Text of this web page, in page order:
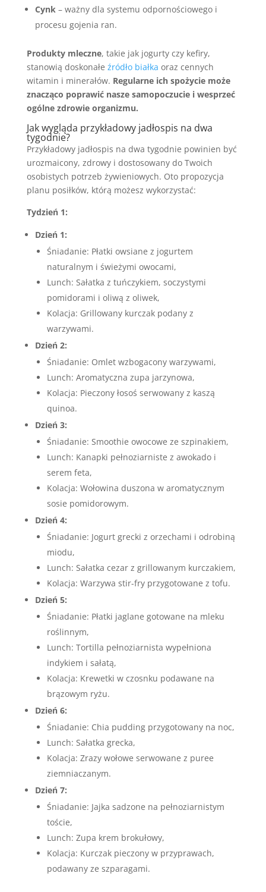
Cynk– ważny dla systemu odpornościowego i
procesu gojenia ran.
Produkty mleczne, takie jak jogurty czy kefiry,
stanowią doskonałe źródło białka oraz cennych
witamin i minerałów. Regularne ich spożycie może
znacząco poprawić nasze samopoczucie i wesprzeć
ogólne zdrowie organizmu.
Jak wygląda przykładowy jadłospis na dwa
tygodnie?
Przykładowy jadłospis na dwa tygodnie powinien być
urozmaicony, zdrowy i dostosowany do Twoich
osobistych potrzeb żywieniowych. Oto propozycja
planu posiłków, którą możesz wykorzystać:
Tydzień 1:
Dzień 1:
Śniadanie: Płatki owsiane z jogurtem
naturalnym i świeżymi owocami,
Lunch: Sałatka z tuńczykiem, soczystymi
pomidorami i oliwą z oliwek,
Kolacja: Grillowany kurczak podany z
warzywami.
Dzień 2:
Śniadanie: Omlet wzbogacony warzywami,
Lunch: Aromatyczna zupa jarzynowa,
Kolacja: Pieczony łosoś serwowany z kaszą
quinoa.
Dzień 3:
Śniadanie: Smoothie owocowe ze szpinakiem,
Lunch: Kanapki pełnoziarniste z awokado i
serem feta,
Kolacja: Wołowina duszona w aromatycznym
sosie pomidorowym.
Dzień 4:
Śniadanie: Jogurt grecki z orzechami i odrobiną
miodu,
Lunch: Sałatka cezar z grillowanym kurczakiem,
Kolacja: Warzywa stir-fry przygotowane z tofu.
Dzień 5:
Śniadanie: Płatki jaglane gotowane na mleku
roślinnym,
Lunch: Tortilla pełnoziarnista wypełniona
indykiem i sałatą,
Kolacja: Krewetki w czosnku podawane na
brązowym ryżu.
Dzień 6:
Śniadanie: Chia pudding przygotowany na noc,
Lunch: Sałatka grecka,
Kolacja: Zrazy wołowe serwowane z puree
ziemniaczanym.
Dzień 7:
Śniadanie: Jajka sadzone na pełnoziarnistym
toście,
Lunch: Zupa krem brokułowy,
Kolacja: Kurczak pieczony w przyprawach,
podawany ze szparagami.